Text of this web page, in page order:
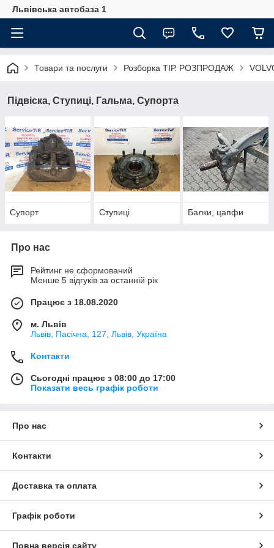
Львівська автобаза 1
Товари та послуги Розборка ТІР. РОЗПРОДАЖ
Підвіска, Ступиці, Гальма, Супорта
Супорт Ступиці Балки, цапфи
Про нас
Рейтинг не сформований
Менше 5 відгуків за останній рік
Працює з 18.08.2020
м. Львів
Львів, Пасічна, 127, Львів, Україна
Контакти
Сьогодні працює з 08:00 до 17:00
Показати весь графік роботи
Про нас
Контакти
Доставка та оплата
Графік роботи
Повна версія сайту